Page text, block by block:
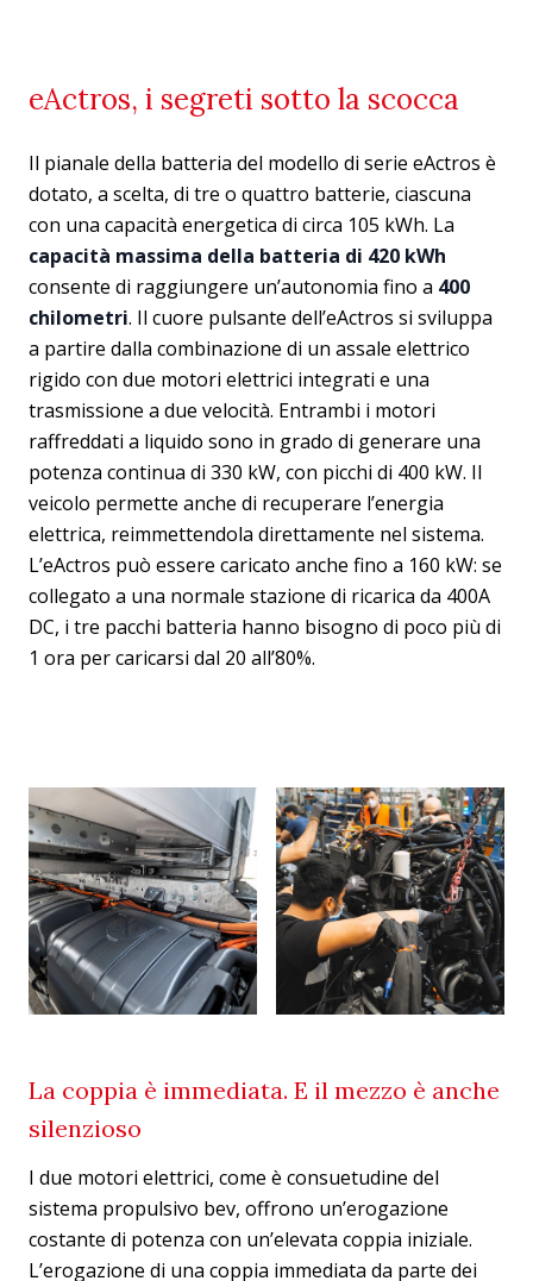
eActros, i segreti sotto la scocca
Il pianale della batteria del modello di serie eActros è
dotato, a scelta, di tre o quattro batterie, ciascuna
con una capacità energetica di circa 105 kWh. La
capacità massima della batteria di 420 kWh
consente di raggiungere un’autonomia fino a 400
chilometri. Il cuore pulsante dell’eActros si sviluppa
a partire dalla combinazione di un assale elettrico
rigido con due motori elettrici integrati e una
trasmissione a due velocità. Entrambi i motori
raffreddati a liquido sono in grado di generare una
potenza continua di 330 kW, con picchi di 400 kW. Il
veicolo permette anche di recuperare l’energia
elettrica, reimmettendola direttamente nel sistema.
L’eActros può essere caricato anche fino a 160 kW: se
collegato a una normale stazione di ricarica da 400A
DC, i tre pacchi batteria hanno bisogno di poco più di
1 ora per caricarsi dal 20 all’80%.
La coppia è immediata. E il mezzo è anche
silenzioso
I due motori elettrici, come è consuetudine del
sistema propulsivo bev, offrono un’erogazione
costante di potenza con un’elevata coppia iniziale.
L’erogazione di una coppia immediata da parte dei